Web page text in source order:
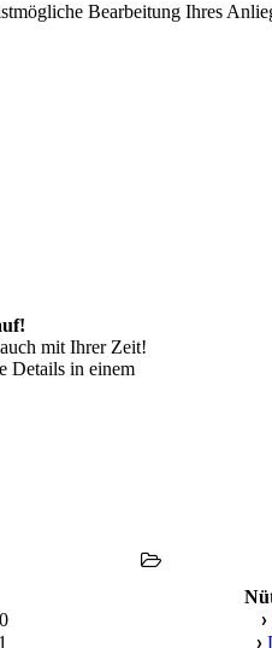
Bearbeitung Ihres
mit Ihrer Zeit!
Details in einem
›
›